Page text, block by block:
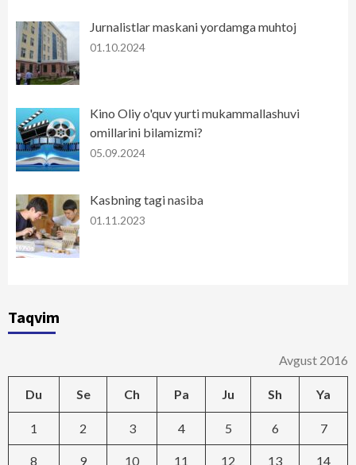
Jurnalistlar maskani yordamga muhtoj
01.10.2024
Kino Oliy o'quv yurti mukammallashuvi
omillarini bilamizmi?
05.09.2024
Kasbning tagi nasiba
01.11.2023
Taqvim
Avgust 2016
Du Se Ch Pa Ju Sh Ya
1 2 3 4 5 6 7
8 9 10 11 12 13 14